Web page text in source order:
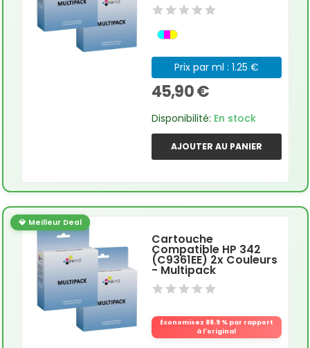
Prix par ml : 1.25 €
45,90 €
Disponibilité: En stock
AJOUTER AU PANIER
💎 Meilleur Deal
Cartouche
Compatible HP 342
(C9361EE) 2x Couleurs
- Multipack
Économisez 88.9 % par rapport
à l'original